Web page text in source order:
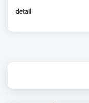
detail